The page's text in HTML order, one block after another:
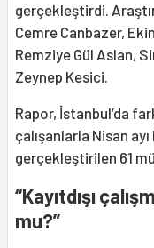
gerçekleştirdi.
Cemre Canbazer,
Remziye Gül Aslan,
Zeynep Kesici.
Rapor, İstanbul’da
çalışanlarla Nisan ayı
gerçekleştirilen 61
“Kayıtdışı
mu?”